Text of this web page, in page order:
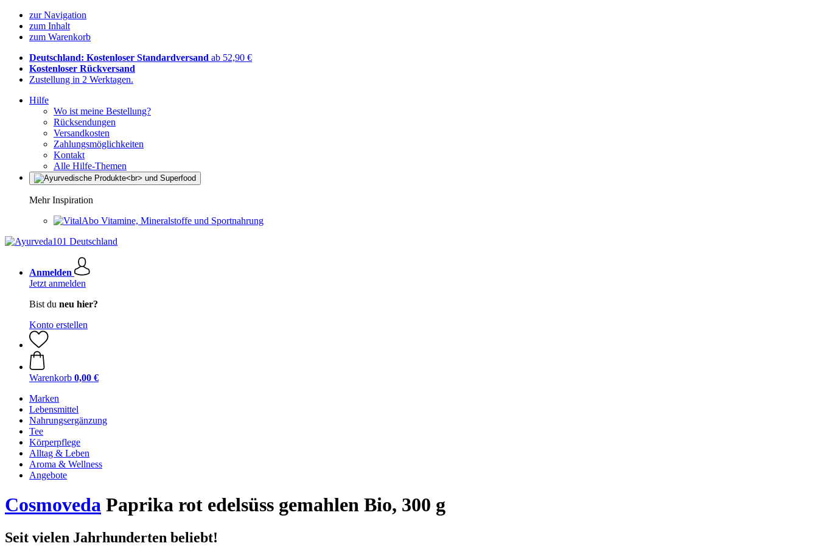
zur Navigation
zum Inhalt
zum Warenkorb
Deutschland: Kostenloser Standardversand ab 52,90 €
Kostenloser Rückversand
Zustellung in 2 Werktagen.
Hilfe
Wo ist meine Bestellung?
Rücksendungen
Versandkosten
Zahlungsmöglichkeiten
Kontakt
Alle Hilfe-Themen
Mehr Inspiration
Vitamine, Mineralstoffe und Sportnahrung
Anmelden
Jetzt anmelden
Bist du neu hier?
Konto erstellen
Warenkorb 0,00 €
Marken
Lebensmittel
Nahrungsergänzung
Tee
Körperpflege
Alltag & Leben
Aroma & Wellness
Angebote
Cosmoveda Paprika rot edelsüss gemahlen Bio, 300 g
Seit vielen Jahrhunderten beliebt!